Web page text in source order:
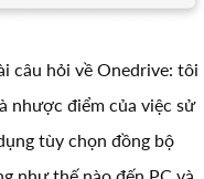
câu hỏi về Onedrive: tôi
nhược điểm của việc sử
tùy chọn đồng bộ
như thế nào đến PC và